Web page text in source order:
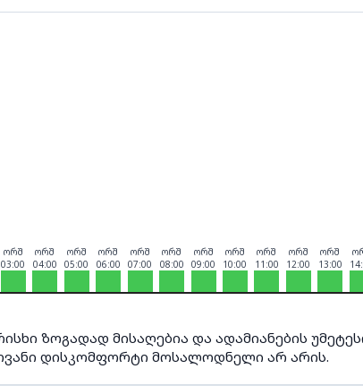
ორშ
03:00
ორშ
04:00
ორშ
05:00
ორშ
06:00
ორშ
07:00
ორშ
08:00
ორშ
09:00
ორშ
10:00
ორშ
11:00
ორშ
12:00
ორშ
13:00
ზოგადად მისაღებია და ადამიანების
დისკომფორტი მოსალოდნელი არ არის.